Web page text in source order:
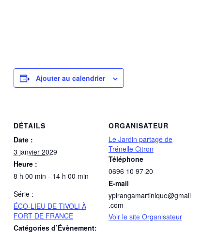
Ajouter au calendrier
DÉTAILS
Date :
3 janvier 2029
Heure :
8 h 00 min - 14 h 00 min
Série :
ÉCO-LIEU DE TIVOLI À
FORT DE FRANCE
Catégories d’Évènement:
ORGANISATEUR
Le Jardin partagé de
Trénelle Citron
Téléphone
0696 10 97 20
E-mail
ypirangamartinique@gmail
.com
Voir le site Organisateur